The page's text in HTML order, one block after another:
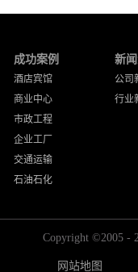
成功案例
酒店宾馆
商业中心
市政工程
企业工厂
交通运输
石油石化
新
公司
行业
Copyright ©2005 -
网站地图